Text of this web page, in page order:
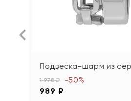
Подвеска-шарм из
1 978 ₽
989 ₽
-50%